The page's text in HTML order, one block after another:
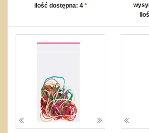
ilość dostępna: 4 *